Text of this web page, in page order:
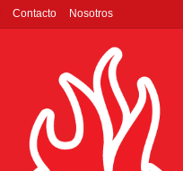
Contacto Nosotros